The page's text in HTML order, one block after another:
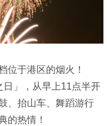
位于港区的烟火！
」，从早上11点半开
、抬山车、舞蹈游行
的热情！